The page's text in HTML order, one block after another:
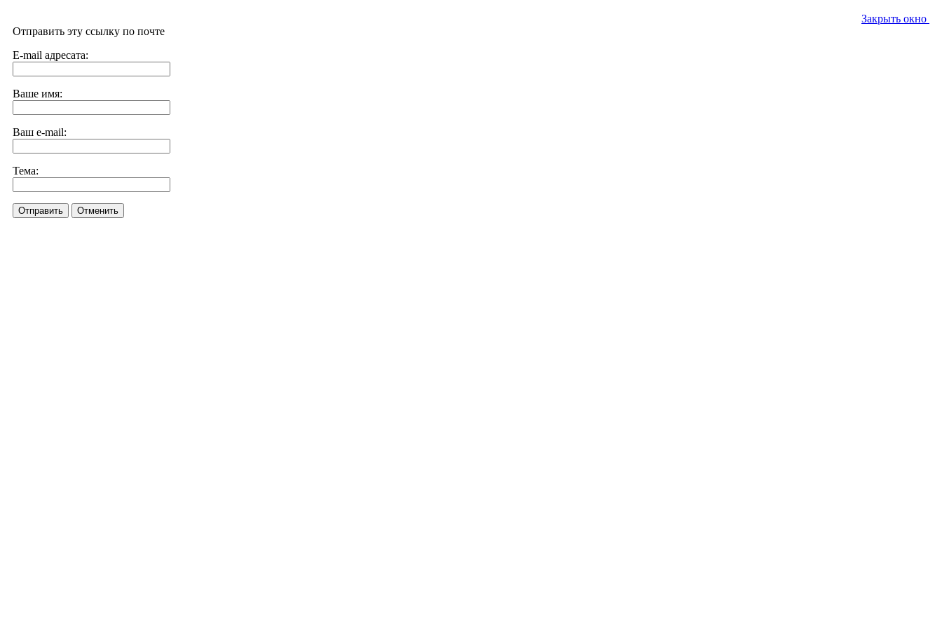
Закрыть окно
Отправить эту ссылку по почте
E-mail адресата:
Ваше имя:
Ваш e-mail:
Тема:
Отправить Отменить